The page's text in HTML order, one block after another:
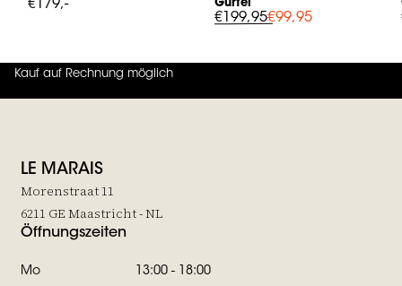
€179,-
Gürtel
€199,95€99,95
Kauf auf Rechnung möglich
4.7 von 5 (130 Bewertungen
LE MARAIS
Morenstraat 11
6211 GE Maastricht - NL
Öffnungszeiten
Mo
13:00 - 18:00